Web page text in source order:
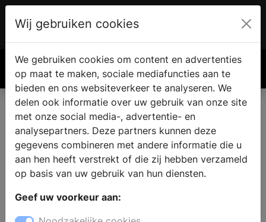
€ 0.00
Wij gebruiken cookies
We gebruiken cookies om content en advertenties
op maat te maken, sociale mediafuncties aan te
bieden en ons websiteverkeer te analyseren. We
delen ook informatie over uw gebruik van onze site
met onze social media-, advertentie- en
analysepartners. Deze partners kunnen deze
gegevens combineren met andere informatie die u
aan hen heeft verstrekt of die zij hebben verzameld
op basis van uw gebruik van hun diensten.
Geef uw voorkeur aan: